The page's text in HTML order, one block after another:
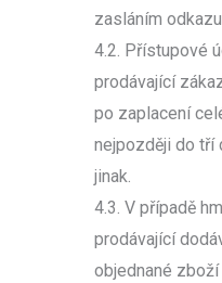
zasláním
4.2. Přístupové
prodávající
po zaplacení
nejpozději do tří
jinak.
4.3. V případě
prodávající
objednané